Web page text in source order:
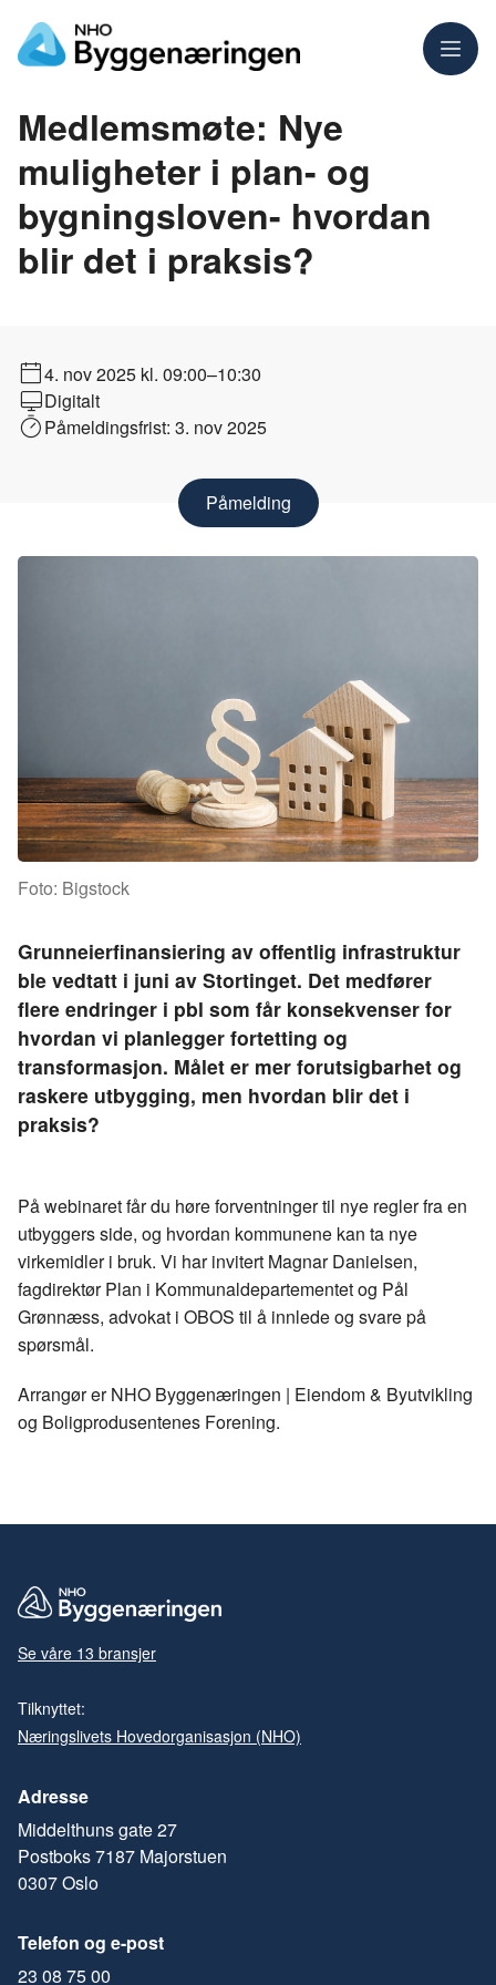
Meny
Medlemsmøte: Nye
muligheter i plan- og
bygningsloven- hvordan
blir det i praksis?
4. nov 2025 kl. 09:00–10:30
Digitalt
Påmeldingsfrist: 3. nov 2025
Påmelding
Foto: Bigstock
Grunneierfinansiering av offentlig infrastruktur
ble vedtatt i juni av Stortinget. Det medfører
flere endringer i pbl som får konsekvenser for
hvordan vi planlegger fortetting og
transformasjon. Målet er mer forutsigbarhet og
raskere utbygging, men hvordan blir det i
praksis?
På webinaret får du høre forventninger til nye regler fra en
utbyggers side, og hvordan kommunene kan ta nye
virkemidler i bruk. Vi har invitert Magnar Danielsen,
fagdirektør Plan i Kommunaldepartementet og Pål
Grønnæss, advokat i OBOS til å innlede og svare på
spørsmål.
Arrangør er NHO Byggenæringen | Eiendom & Byutvikling
og Boligprodusentenes Forening.
Se våre 13 bransjer
Tilknyttet:
Næringslivets Hovedorganisasjon (NHO)
Adresse
Middelthuns gate 27
Postboks 7187 Majorstuen
0307 Oslo
Telefon og e-post
23 08 75 00